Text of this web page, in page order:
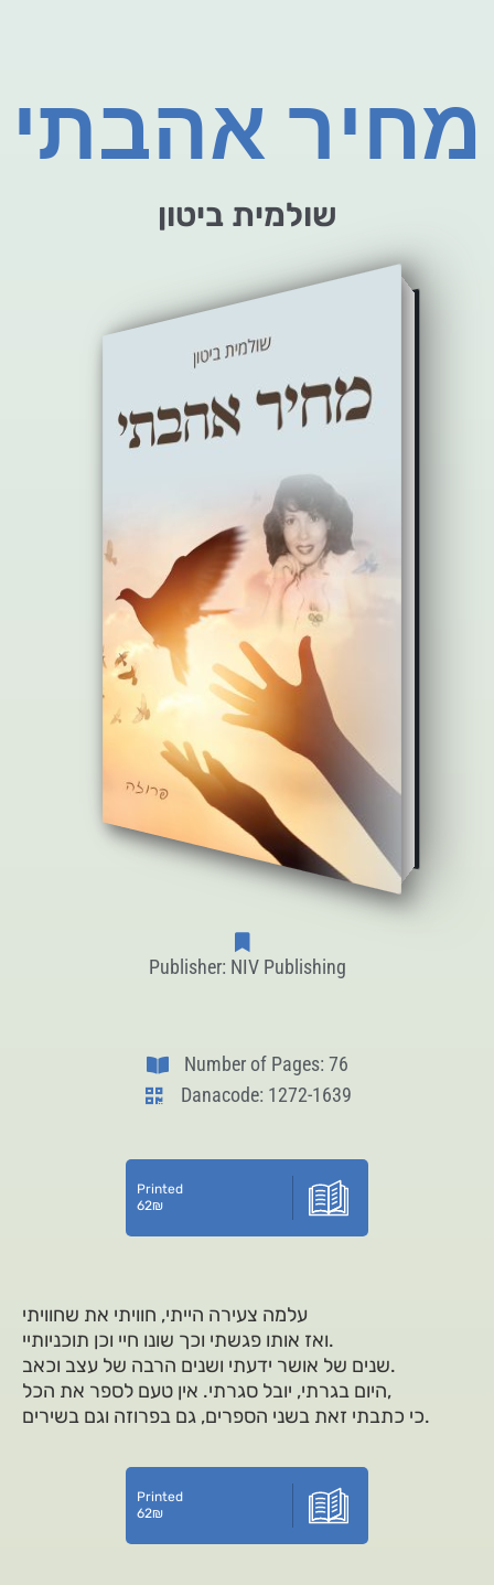
מחיר אהבתי
שולמית ביטון
Publisher: NIV Publishing
Number of Pages: 76
Danacode: 1272-1639
Printed
62₪
עלמה צעירה הייתי, חוויתי את שחוויתי
ואז אותו פגשתי וכך שונו חיי וכן תוכניותיי.
שנים של אושר ידעתי ושנים הרבה של עצב וכאב.
היום בגרתי, יובל סגרתי. אין טעם לספר את הכל,
כי כתבתי זאת בשני הספרים, גם בפרוזה וגם בשירים.
Printed
62₪